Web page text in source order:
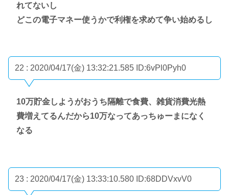
れてないし
どこの電子マネー使うかで利権を求めて争い始めるし
22 : 2020/04/17(金) 13:32:21.585 ID:6vPl0Pyh0
10万貯金しようがおうち隔離で食費、雑貨消費光熱
費増えてるんだから10万なってあっちゅーまになく
なる
23 : 2020/04/17(金) 13:33:10.580 ID:68DDVxvV0